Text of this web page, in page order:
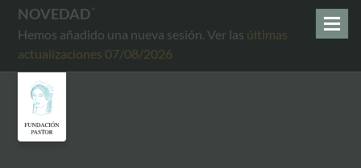
NOVEDAD
Hemos añadido una nueva sesión. Ver las últimas
actualizaciones 07/08/2026